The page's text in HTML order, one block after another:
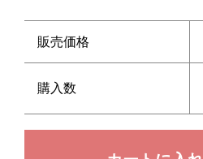
販売価格
購入数